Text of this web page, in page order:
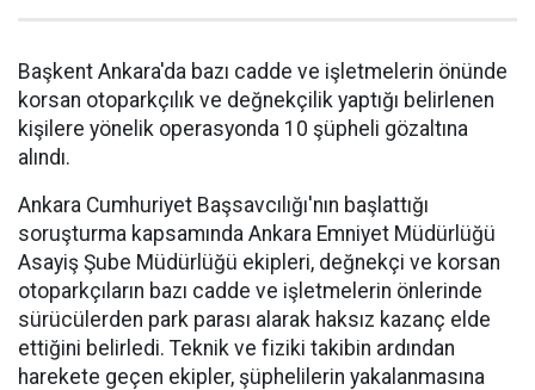
Başkent Ankara'da bazı cadde ve işletmelerin önünde
korsan otoparkçılık ve değnekçilik yaptığı belirlenen
kişilere yönelik operasyonda 10 şüpheli gözaltına
alındı.
Ankara Cumhuriyet Başsavcılığı'nın başlattığı
soruşturma kapsamında Ankara Emniyet Müdürlüğü
Asayiş Şube Müdürlüğü ekipleri, değnekçi ve korsan
otoparkçıların bazı cadde ve işletmelerin önlerinde
sürücülerden park parası alarak haksız kazanç elde
ettiğini belirledi. Teknik ve fiziki takibin ardından
harekete geçen ekipler, şüphelilerin yakalanmasına